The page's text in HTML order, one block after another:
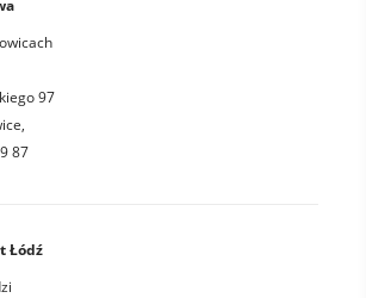
97
87
Łódź